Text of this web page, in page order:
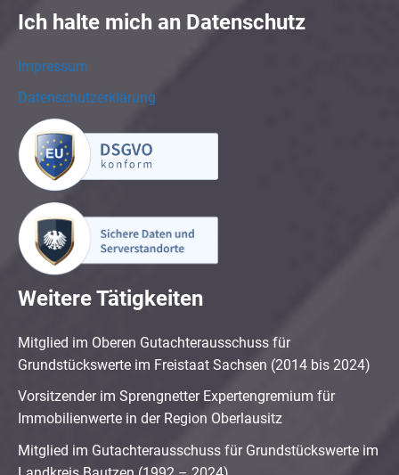
Ich halte mich an Datenschutz
Impressum
Datenschutzerklärung
Weitere Tätigkeiten
Mitglied im Oberen Gutachterausschuss für
Grundstückswerte im Freistaat Sachsen (2014 bis 2024)
Vorsitzender im Sprengnetter Expertengremium für
Immobilienwerte in der Region Oberlausitz
Mitglied im Gutachterausschuss für Grundstückswerte im